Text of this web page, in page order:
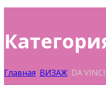
Главная ВИЗАЖ DA VINCI